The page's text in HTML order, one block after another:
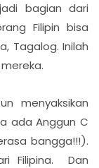
bagian dari
Filipin bisa
Tagalog. Inilah
menyaksikan
ada Anggun C
bangga!!!).
Filipina. Dan